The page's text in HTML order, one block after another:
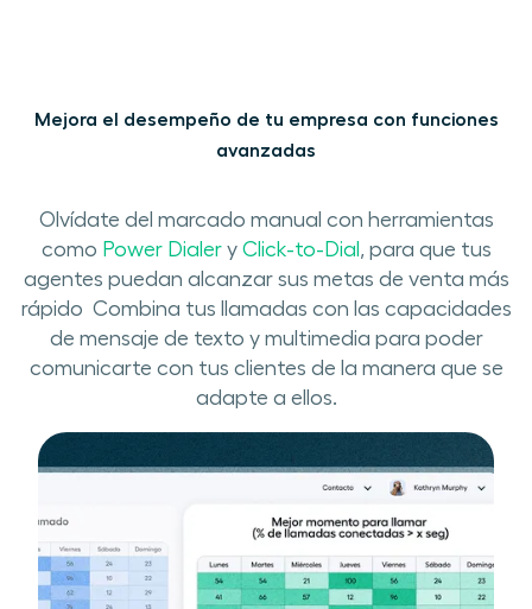
Mejora el​ desempeño de tu empresa con funciones
avanzadas
Olvídate del marcado manual con herramientas
como ​ Power Dialer​ y ​ Click-to-Dial ​, ​para que tus​​
agentes puedan alcanzar sus metas de venta más
rápido ​​ Combina tus llamadas con las capacidades
de​ mensaje de texto y multimedia​ ​para poder
comunicarte con tus clientes de la manera que se
adapte a ellos.